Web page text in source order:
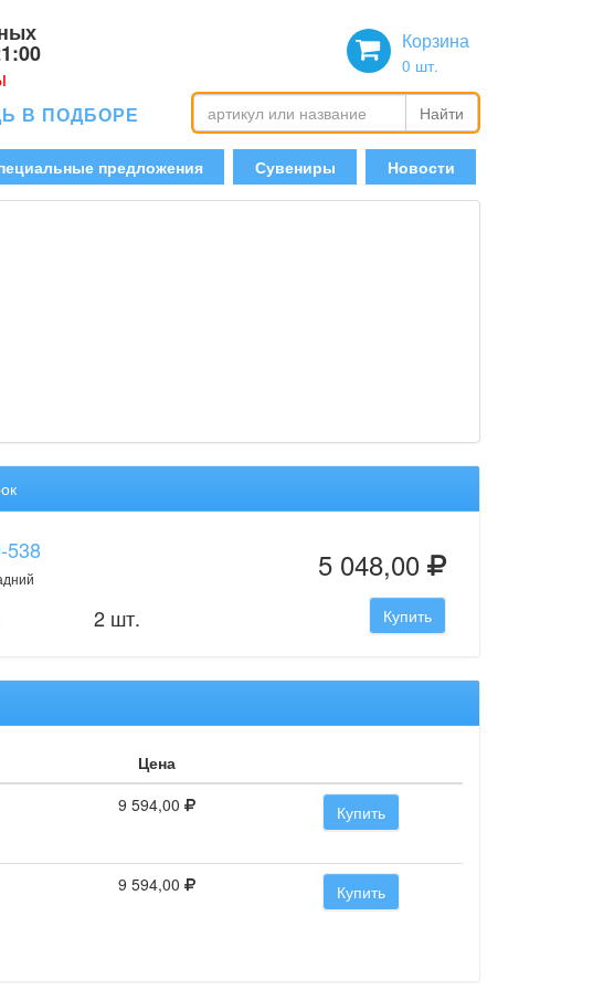
Корзина
0 шт.
В ПОДБОРЕ Найти
предложения Сувениры Новости
538 5 048,00
2 шт. Купить
Цена
9 594,00 Купить
9 594,00 Купить